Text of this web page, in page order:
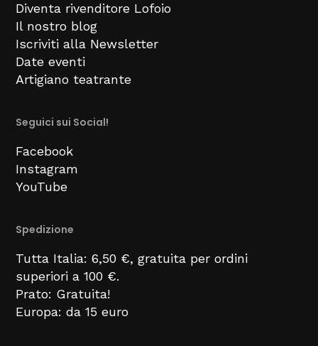
Diventa rivenditore Lofoio
Il nostro blog
Iscriviti alla Newsletter
Date eventi
Artigiano teatrante
Seguici sui Social!
Facebook
Instagram
YouTube
Spedizione
Tutta Italia: 6,50 €, gratuita per ordini
superiori a 100 €.
Prato: Gratuita!
Europa: da 15 euro